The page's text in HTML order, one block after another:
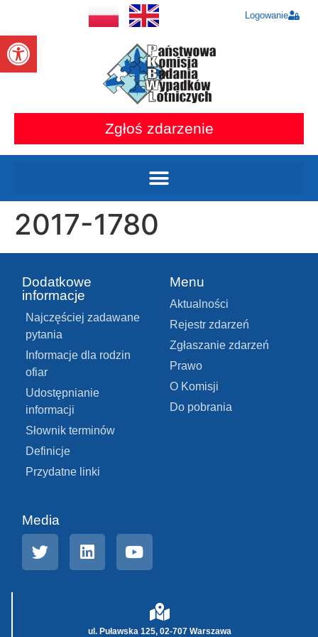
Otwórz pasek narzędzi
Logowanie
Zgłoś zdarzenie
2017-1780
Dodatkowe
informacje
Najczęściej zadawane
pytania
Informacje dla rodzin
ofiar
Udostępnianie
informacji
Słownik terminów
Definicje
Przydatne linki
Menu
Aktualności
Rejestr zdarzeń
Zgłaszanie zdarzeń
Prawo
O Komisji
Do pobrania
Media
ul. Puławska 125, 02-707 Warszawa